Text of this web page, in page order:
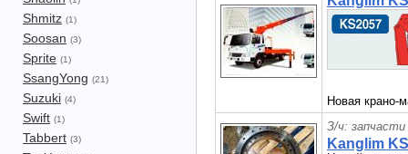
Shmitz (1)
Soosan (3)
Sprite (1)
SsangYong (21)
Suzuki (4)
Swift (1)
Tabbert (3)
Новая крано-
З/ч:
Kanglim